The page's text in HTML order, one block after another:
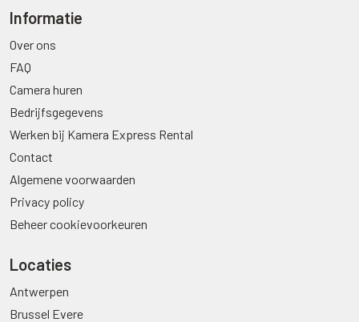
Informatie
Over ons
FAQ
Camera huren
Bedrijfsgegevens
Werken bij Kamera Express Rental
Contact
Algemene voorwaarden
Privacy policy
Beheer cookievoorkeuren
Locaties
Antwerpen
Brussel Evere